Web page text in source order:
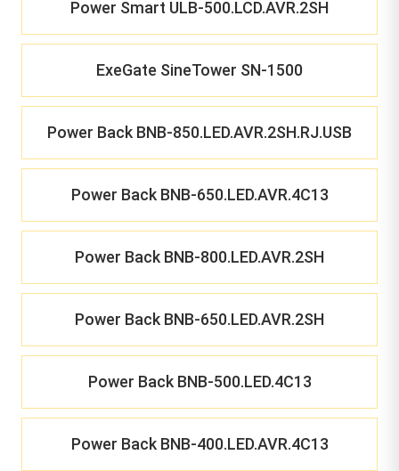
Power Smart ULB-500.LCD.AVR.2SH
ExeGate SineTower SN-1500
Power Back BNB-850.LED.AVR.2SH.RJ.USB
Power Back BNB-650.LED.AVR.4C13
Power Back BNB-800.LED.AVR.2SH
Power Back BNB-650.LED.AVR.2SH
Power Back BNB-500.LED.4C13
Power Back BNB-400.LED.AVR.4C13